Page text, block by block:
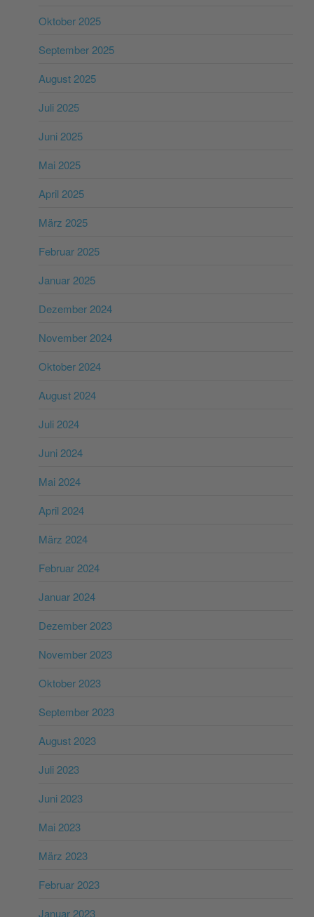
Oktober 2025
September 2025
August 2025
Juli 2025
Juni 2025
Mai 2025
April 2025
März 2025
Februar 2025
Januar 2025
Dezember 2024
November 2024
Oktober 2024
August 2024
Juli 2024
Juni 2024
Mai 2024
April 2024
März 2024
Februar 2024
Januar 2024
Dezember 2023
November 2023
Oktober 2023
September 2023
August 2023
Juli 2023
Juni 2023
Mai 2023
März 2023
Februar 2023
Januar 2023